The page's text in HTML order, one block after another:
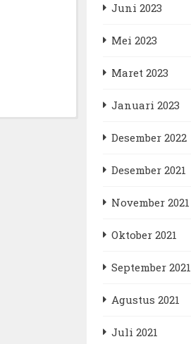
Juni 2023
Mei 2023
Maret 2023
Januari 2023
Desember 2022
Desember 2021
November 2021
Oktober 2021
September 2021
Agustus 2021
Juli 2021